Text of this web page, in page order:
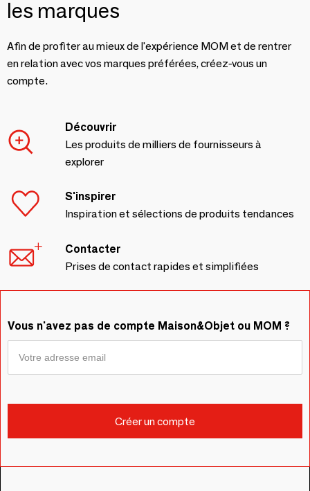
les marques
Afin de profiter au mieux de l'expérience MOM et de rentrer
en relation avec vos marques préférées, créez-vous un
compte.
Découvrir
Les produits de milliers de fournisseurs à
explorer
S'inspirer
Inspiration et sélections de produits tendances
Contacter
Prises de contact rapides et simplifiées
Vous n'avez pas de compte Maison&Objet ou MOM ?